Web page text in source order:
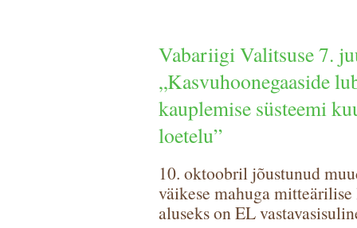
Vabariigi Valitsuse 7.
„Kasvuhoonegaaside
kauplemise süsteemi
loetelu”
10. oktoobril jõustunud
väikese mahuga
aluseks on EL